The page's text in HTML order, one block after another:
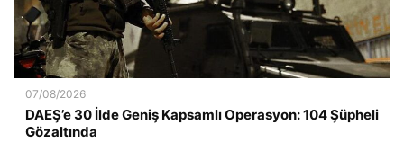
07/08/2026
DAEŞ’e 30 İlde Geniş Kapsamlı Operasyon: 104 Şüpheli
Gözaltında